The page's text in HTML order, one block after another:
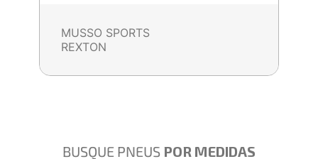
MUSSO SPORTS
REXTON
BUSQUE PNEUS POR MEDIDAS